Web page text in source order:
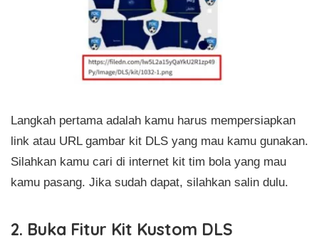
Langkah pertama adalah kamu harus mempersiapkan
link atau URL gambar kit DLS yang mau kamu gunakan.
Silahkan kamu cari di internet kit tim bola yang mau
kamu pasang. Jika sudah dapat, silahkan salin dulu.
2. Buka Fitur Kit Kustom DLS